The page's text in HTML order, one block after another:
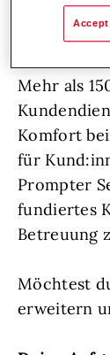
Einsatz
langfristig
Mehr als
Komfort
für
Prompter
fundiertes
Betreuung
Möchtest
erweitern